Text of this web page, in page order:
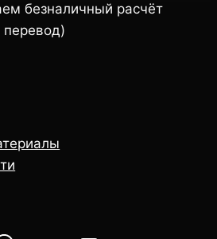
безналичный расчёт
перевод)